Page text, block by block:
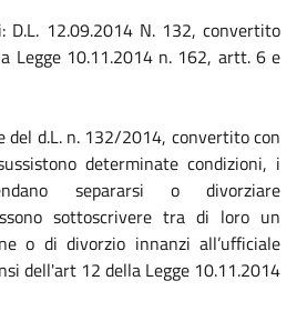
D.L. 12.09.2014 N. 132, convertito
Legge 10.11.2014 n. 162, artt. 6 e
del d.L. n. 132/2014, convertito con
determinate condizioni, i
separarsi o divorziare
sottoscrivere tra di loro un
o di divorzio innanzi all’ufficiale
dell'art 12 della Legge 10.11.2014